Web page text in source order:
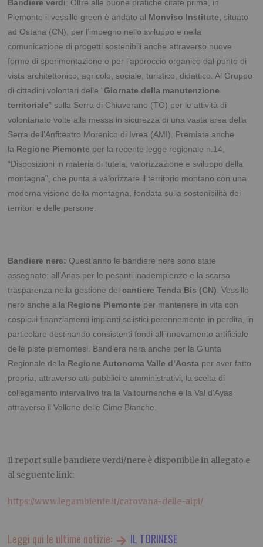
Bandiere verdi: Oltre alle buone pratiche citate prima, in
Piemonte il vessillo green è andato al Monviso Institute , situato
ad Ostana (CN), per l’impegno nello sviluppo e nella
comunicazione di progetti sostenibili anche attraverso nuove
forme di sperimentazione e per l’approccio organico dal punto di
vista architettonico, agricolo, sociale, turistico, didattico. Al Gruppo
di cittadini volontari delle “Giornate della manutenzione
territoriale” sulla Serra di Chiaverano (TO) per le attività di
volontariato volte alla messa in sicurezza di una vasta area della
Serra dell’Anfiteatro Morenico di Ivrea (AMI). Premiate anche
la Regione Piemonte per la recente legge regionale n.14,
“Disposizioni in materia di tutela, valorizzazione e sviluppo della
montagna”, che punta a valorizzare il territorio montano con una
moderna visione della montagna, fondata sulla sostenibilità dei
territori e delle persone.
Bandiere nere: Quest’anno le bandiere nere sono state
assegnate: all’Anas per le pesanti inadempienze e la scarsa
trasparenza nella gestione delcantiere Tenda Bis (CN) . Vessillo
nero anche alla Regione Piemonte per mantenere in vita con
cospicui finanziamenti impianti sciistici perennemente in perdita, in
particolare destinando consistenti fondi all’innevamento artificiale
delle piste piemontesi. Bandiera nera anche per la Giunta
Regionale della Regione Autonoma Valle d’Aosta per aver fatto
propria, attraverso atti pubblici e amministrativi, la scelta di
collegamento intervallivo tra la Valtournenche e la Val d’Ayas
attraverso il Vallone delle Cime Bianche.
Il report sulle bandiere verdi/nere è disponibile in allegato e
al seguente link:
https://www.legambiente.it/carovana-delle-alpi/
Leggi qui le ultime notizie: IL TORINESE